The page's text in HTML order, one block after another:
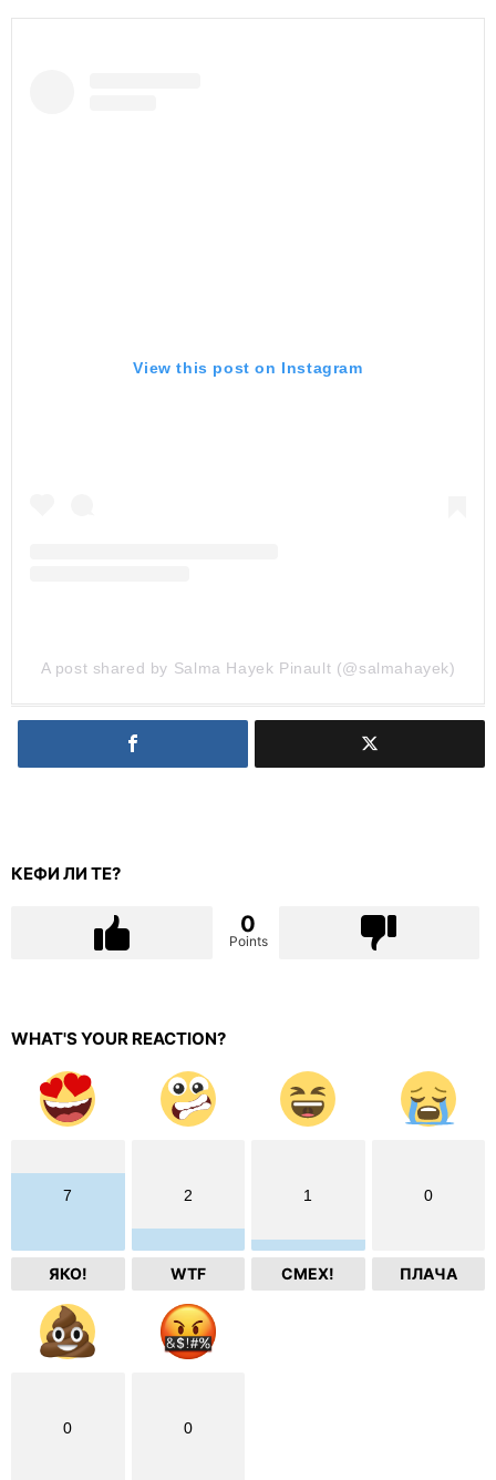
View this post on Instagram
A post shared by Salma Hayek Pinault (@salmahayek)
КЕФИ ЛИ ТЕ?
0
Points
WHAT'S YOUR REACTION?
7
ЯКО!
2
WTF
1
СМЕХ!
0
ПЛАЧА
0 0